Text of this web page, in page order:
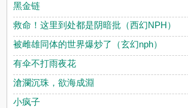
黑金链
救命！这里到处都是阴暗批（西幻NPH）
被雌雄同体的世界爆炒了（玄幻nph）
有伞不打雨夜花
滄瀾沉珠，欲海成淵
小疯子